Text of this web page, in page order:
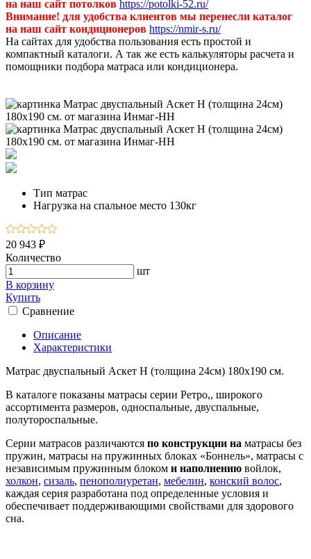
на наш сайт потолков https://potolki-52.ru/
Внимание! для удобства клиентов мы перенесли каталог
на наш сайт кондиционеров https://nmir-s.ru/
На сайтах для удобства пользования есть простой и
компактный каталоги. А так же есть калькуляторы расчета и
помощники подбора матраса или кондиционера.
Тип матрас
Нагрузка на спальное место 130кг
20 943 ₽
Количество
шт
В корзину
Купить
Сравнение
Описание
Характеристики
Матрас двуспальный Аскет Н (толщина 24см) 180х190 см.
В каталоге показаны матрасы серии Ретро,, широкого
ассортимента размеров, односпальные, двуспальные,
полутороспальные.
Серии матрасов различаются по конструкции на матрасы без
пружин, матрасы на пружинных блоках «Боннель», матрасы с
независимым пружинным блоком и наполнению войлок,
холкон, сизаль, пенополиуретан, мебелин, конский волос,
каждая серия разработана под определенные условия и
обеспечивает поддерживающими свойствами для здорового
сна.